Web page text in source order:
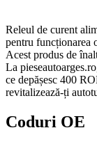
Releul de curent
pentru funcționarea
Acest produs de
La
ce depășesc 400
revitalizează-ți
Coduri OE